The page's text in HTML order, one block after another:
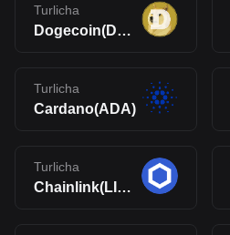
Turlicha
Dogecoin(DOGE)
Turlicha
Cardano(ADA)
Turlicha
Chainlink(LINK)